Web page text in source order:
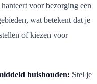
voor bezorging een
wat betekent dat je
of kiezen voor
huishouden: Stel je